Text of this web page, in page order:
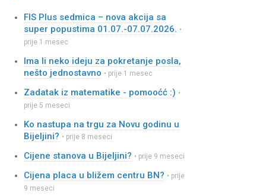
FIS Plus sedmica – nova akcija sa
super popustima 01.07.-07.07.2026. •
prije 1 mesec
Ima li neko ideju za pokretanje posla,
nešto jednostavno • prije 1 mesec
Zadatak iz matematike - pomooćć :) •
prije 5 meseci
Ko nastupa na trgu za Novu godinu u
Bijeljini? • prije 8 meseci
Cijene stanova u Bijeljini? • prije 9 meseci
Cijena placa u bližem centru BN? • prije
9 meseci